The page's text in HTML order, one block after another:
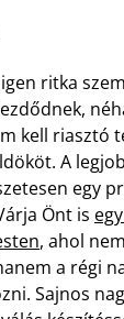
ritka
kell riasztó
A
egy
Önt is
, ahol
a régi
Sajnos